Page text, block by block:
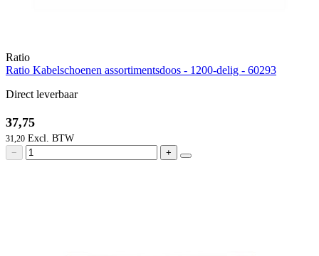
Ratio
Ratio Kabelschoenen assortimentsdoos - 1200-delig - 60293
Direct leverbaar
37,75
31,20
− +